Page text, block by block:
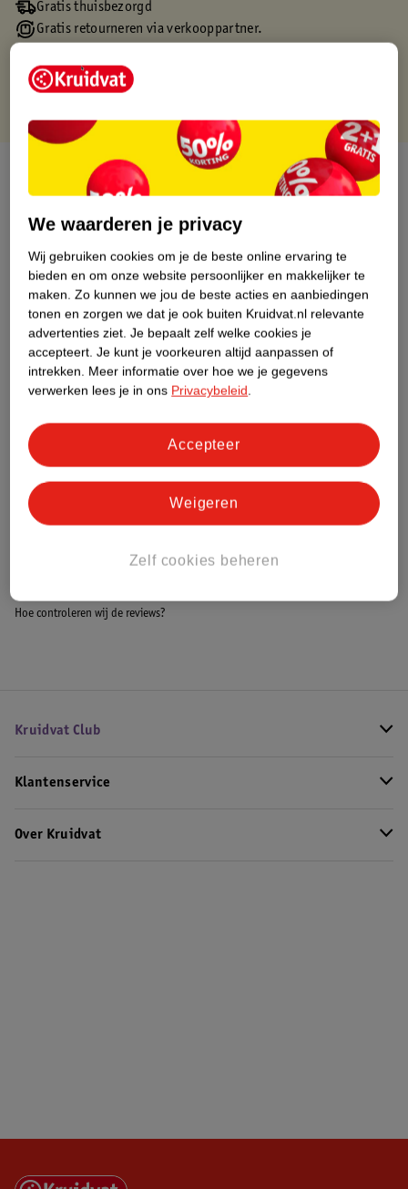
Gratis thuisbezorgd
Gratis retourneren via verkooppartner.
Over dit product
Productinformatie
Etiketinformatie
Nature Impact Score
Dit product heeft (nog) geen Nature
Impact Score.
Meer informatie
Bestel & Bezorginformatie
Bekijk ook
Alle Sieradendozen
Hoe controleren wij de reviews?
Kruidvat Club
Klantenservice
Over Kruidvat
We waarderen je privacy
Wij gebruiken cookies om je de beste online ervaring te
bieden en om onze website persoonlijker en makkelijker te
maken. Zo kunnen we jou de beste acties en aanbiedingen
tonen en zorgen we dat je ook buiten Kruidvat.nl relevante
advertenties ziet. Je bepaalt zelf welke cookies je
accepteert. Je kunt je voorkeuren altijd aanpassen of
intrekken. Meer informatie over hoe we je gegevens
verwerken lees je in ons Privacybeleid.
Zelf cookies beheren
Weigeren
Accepteer